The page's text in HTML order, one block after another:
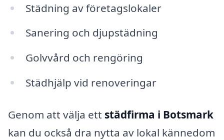
Städning av företagslokaler
Sanering och djupstädning
Golvvård och rengöring
Städhjälp vid renoveringar
Genom att välja ett städfirma i Botsmark
kan du också dra nytta av lokal kännedom